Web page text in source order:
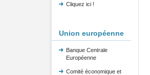
Cliquez ici !
Union européenne
Banque Centrale
Européenne
Comité économique et